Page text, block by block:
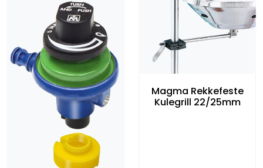
Magma Rekkefeste
Kulegrill 22/25mm